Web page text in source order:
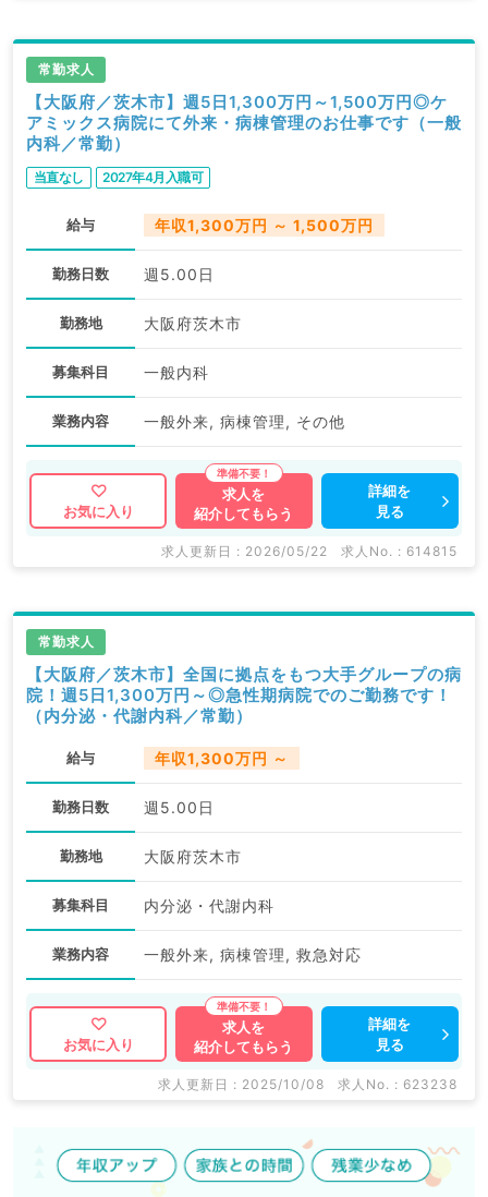
ます。
求人内容の詳細等はお気軽にお問合せ下さい。
常勤求人
【大阪府／茨木市】週5日1,300万円～1,500万円◎ケ
アミックス病院にて外来・病棟管理のお仕事です（一般
内科／常勤）
当直なし 2027年4月入職可
給与 年収1,300万円 ～ 1,500万円
勤務日数 週5.00日
勤務地 大阪府茨木市
募集科目 一般内科
業務内容 一般外来, 病棟管理, その他
お気に入り
求人を
紹介してもらう
詳細を
見る
求人更新日 : 2026/05/22 求人No. : 614815
常勤求人
【大阪府／茨木市】全国に拠点をもつ大手グループの病
院！週5日1,300万円～◎急性期病院でのご勤務です！
（内分泌・代謝内科／常勤）
給与 年収1,300万円 ～
勤務日数 週5.00日
勤務地 大阪府茨木市
募集科目 内分泌・代謝内科
業務内容 一般外来, 病棟管理, 救急対応
お気に入り
求人を
紹介してもらう
詳細を
見る
求人更新日 : 2025/10/08 求人No. : 623238